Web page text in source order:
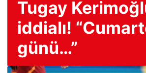
Tugay
iddialı!
günü…”